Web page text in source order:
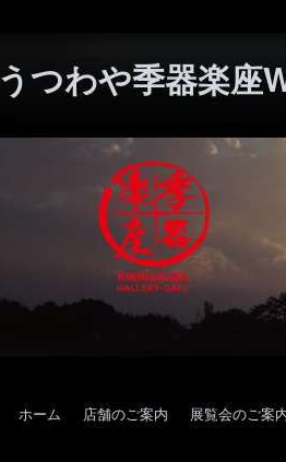
うつわや季器楽座
ホーム 店舗のご案内 展覧会のご案